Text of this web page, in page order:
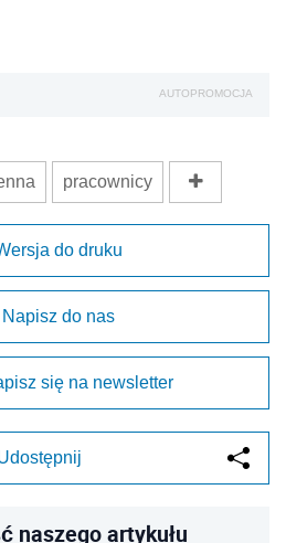
AUTOPROMOCJA
pracownicy
do druku
Napisz do nas
się na newsletter
naszego artykułu